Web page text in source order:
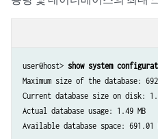
user@host> show system
Maximum size of the database:
Current database size on disk:
Actual database usage: 1.49 MB